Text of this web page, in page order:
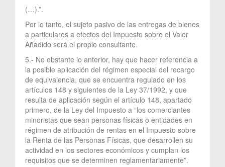
(…).”.
Por lo tanto, el sujeto pasivo de las entregas de bienes
a particulares a efectos del Impuesto sobre el Valor
Añadido será el propio consultante.
5.- No obstante lo anterior, hay que hacer referencia a
la posible aplicación del régimen especial del recargo
de equivalencia, que se encuentra regulado en los
artículos 148 y siguientes de la Ley 37/1992, y que
resulta de aplicación según el artículo 148, apartado
primero, de la Ley del Impuesto a “los comerciantes
minoristas que sean personas físicas o entidades en
régimen de atribución de rentas en el Impuesto sobre
la Renta de las Personas Físicas, que desarrollen su
actividad en los sectores económicos y cumplan los
requisitos que se determinen reglamentariamente”.